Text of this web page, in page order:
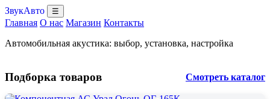
ЗвукАвто ☰
Главная О нас Магазин Контакты
Автомобильная акустика: выбор, установка, настройка
Подборка товаров Смотреть каталог